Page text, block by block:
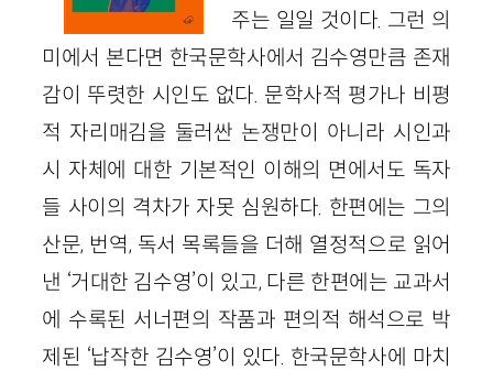
주는 일일 것이다. 그런 의
미에서 본다면 한국문학사에서 김수영만큼 존재
감이 뚜렷한 시인도 없다. 문학사적 평가나 비평
적 자리매김을 둘러싼 논쟁만이 아니라 시인과
시 자체에 대한 기본적인 이해의 면에서도 독자
들 사이의 격차가 자못 심원하다. 한편에는 그의
산문, 번역, 독서 목록들을 더해 열정적으로 읽어
낸 ‘거대한 김수영’이 있고, 다른 한편에는 교과서
에 수록된 서너편의 작품과 편의적 해석으로 박
제된 ‘납작한 김수영’이 있다. 한국문학사에 마치